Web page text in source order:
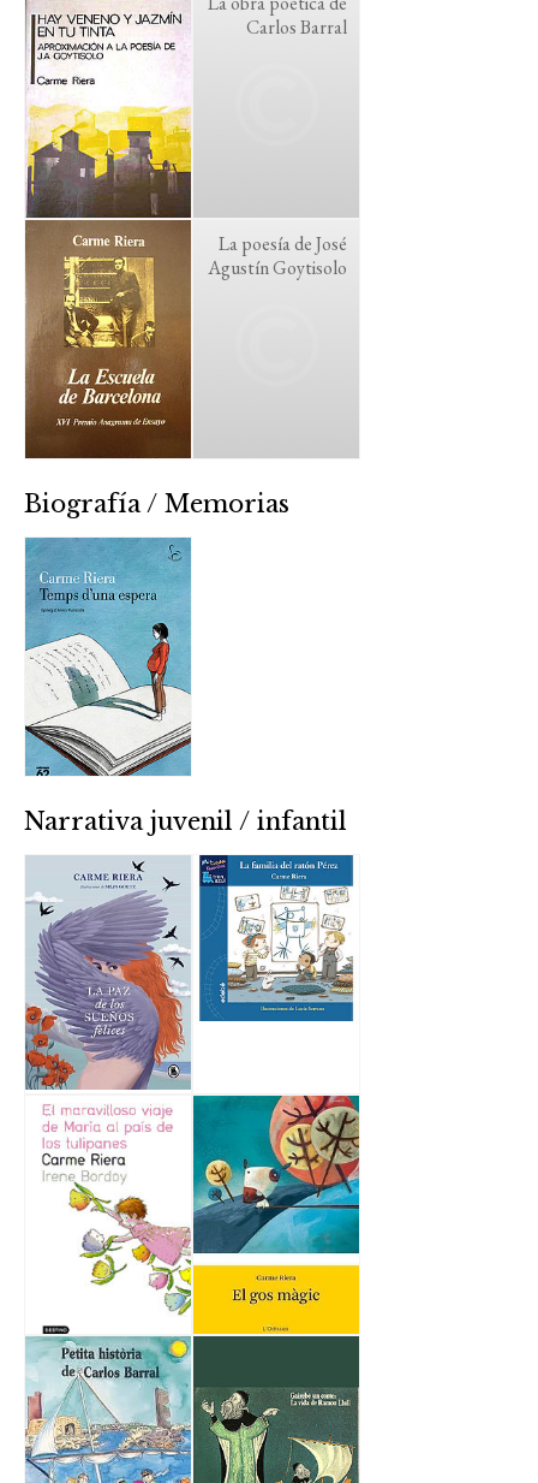
Carlos Barral
La poesía de José
Agustín Goytisolo
Biografía / Memorias
Narrativa juvenil / infantil